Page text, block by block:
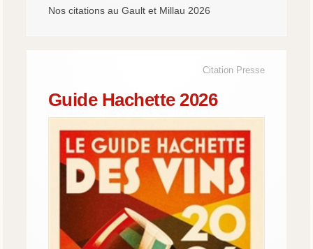
Nos citations au Gault et Millau 2026
Citation Presse
Guide Hachette 2026